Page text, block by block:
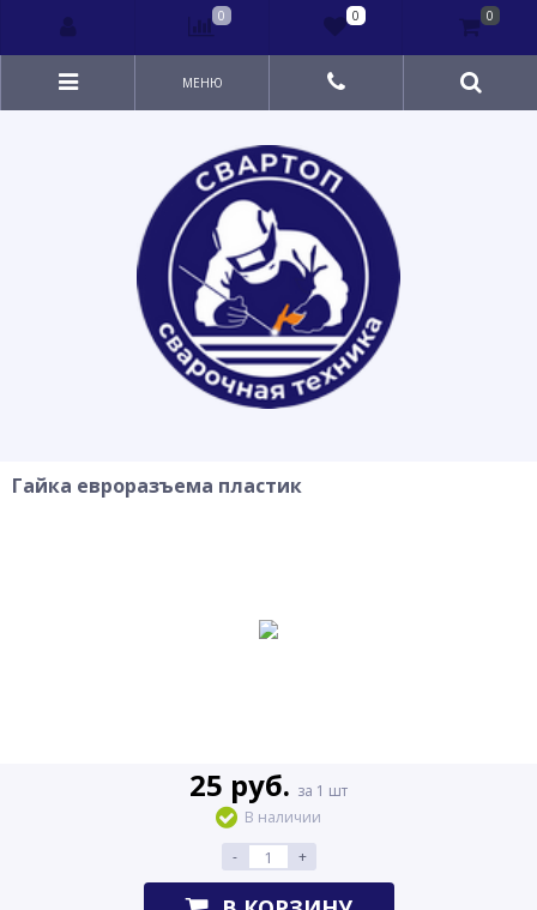
МЕНЮ
Гайка евроразъема пластик
25 руб. за 1 шт
В наличии
-
+
0 0 0